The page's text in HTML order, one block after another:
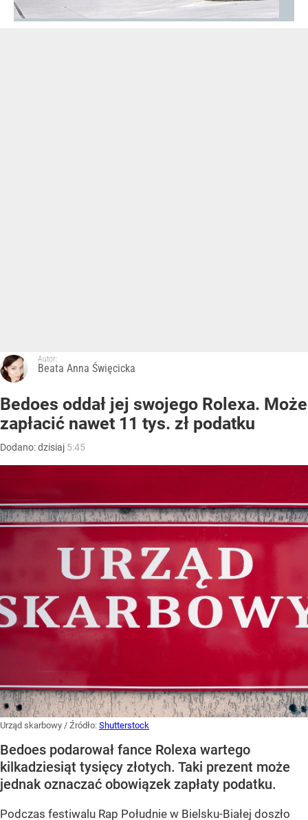
Autor:
Beata Anna Święcicka
Bedoes oddał jej swojego Rolexa. Może
zapłacić nawet 11 tys. zł podatku
Dodano:dzisiaj 5:45
Urząd skarbowy / Źródło: Shutterstock
Bedoes podarował fance Rolexa wartego
kilkadziesiąt tysięcy złotych. Taki prezent może
jednak oznaczać obowiązek zapłaty podatku.
Podczas festiwalu Rap Południe w Bielsku-Białej doszło